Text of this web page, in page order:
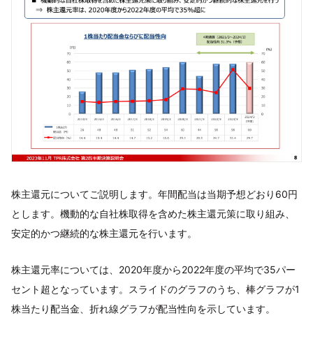
株主還元についてご説明します。年間配当は当期予想どおり60円
とします。機動的な自社株取得を含めた株主還元策に取り組み、
安定的かつ継続的な株主還元を行います。
株主還元率については、2020年度から2022年度の平均で35パー
セント超となっています。スライドのグラフのうち、棒グラフが1
株当たり配当金、折れ線グラフが配当性向を示しています。